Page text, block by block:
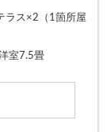
ラス×2（1箇所屋
室7.5畳